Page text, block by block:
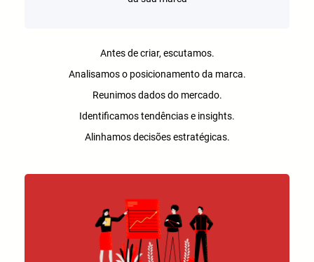
Antes de criar, escutamos.
Analisamos o posicionamento da marca.
Reunimos dados do mercado.
Identificamos tendências e insights.
Alinhamos decisões estratégicas.